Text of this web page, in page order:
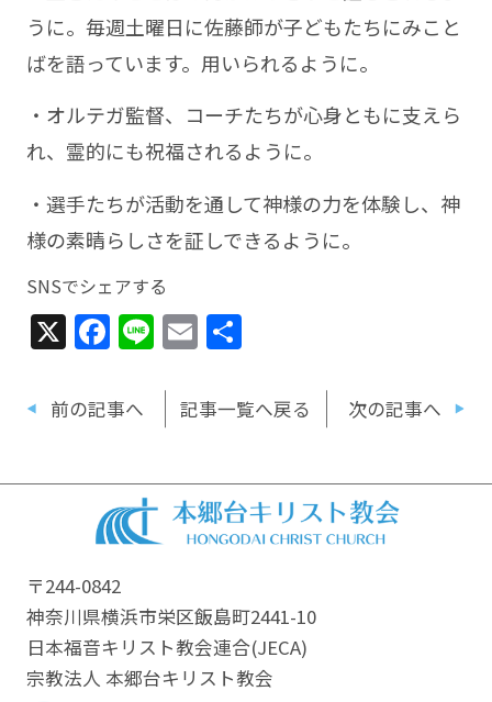
うに。毎週土曜日に佐藤師が子どもたちにみこと
ばを語っています。用いられるように。
・オルテガ監督、コーチたちが心身ともに支えら
れ、霊的にも祝福されるように。
・選手たちが活動を通して神様の力を体験し、神
様の素晴らしさを証しできるように。
SNSでシェアする
X Facebook
LineEmail
共
前の記事へ 記事一覧へ戻る 次の記事へ
〒244-0842
神奈川県横浜市栄区飯島町2441-10
日本福音キリスト教会連合​(JECA)
宗教法人 本郷台キリスト教会